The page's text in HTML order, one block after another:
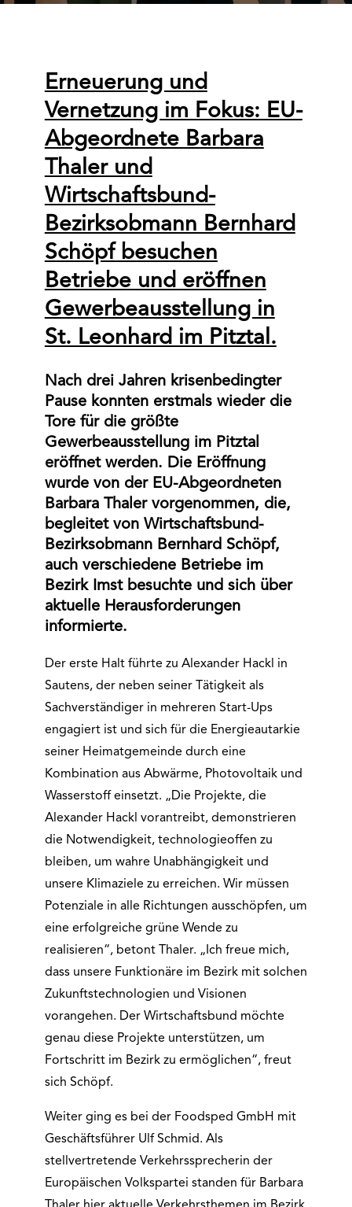
Erneuerung und
Vernetzung im Fokus: EU-
Abgeordnete Barbara
Thaler und
Wirtschaftsbund-
Bezirksobmann Bernhard
Schöpf besuchen
Betriebe und eröffnen
Gewerbeausstellung in
St. Leonhard im Pitztal.
Nach drei Jahren krisenbedingter
Pause konnten erstmals wieder die
Tore für die größte
Gewerbeausstellung im Pitztal
eröffnet werden. Die Eröffnung
wurde von der EU-Abgeordneten
Barbara Thaler vorgenommen, die,
begleitet von Wirtschaftsbund-
Bezirksobmann Bernhard Schöpf,
auch verschiedene Betriebe im
Bezirk Imst besuchte und sich über
aktuelle Herausforderungen
informierte.
Der erste Halt führte zu Alexander Hackl in
Sautens, der neben seiner Tätigkeit als
Sachverständiger in mehreren Start-Ups
engagiert ist und sich für die Energieautarkie
seiner Heimatgemeinde durch eine
Kombination aus Abwärme, Photovoltaik und
Wasserstoff einsetzt. „Die Projekte, die
Alexander Hackl vorantreibt, demonstrieren
die Notwendigkeit, technologieoffen zu
bleiben, um wahre Unabhängigkeit und
unsere Klimaziele zu erreichen. Wir müssen
Potenziale in alle Richtungen ausschöpfen, um
eine erfolgreiche grüne Wende zu
realisieren“, betont Thaler. „Ich freue mich,
dass unsere Funktionäre im Bezirk mit solchen
Zukunftstechnologien und Visionen
vorangehen. Der Wirtschaftsbund möchte
genau diese Projekte unterstützen, um
Fortschritt im Bezirk zu ermöglichen“, freut
sich Schöpf.
Weiter ging es bei der Foodsped GmbH mit
Geschäftsführer Ulf Schmid. Als
stellvertretende Verkehrssprecherin der
Europäischen Volkspartei standen für Barbara